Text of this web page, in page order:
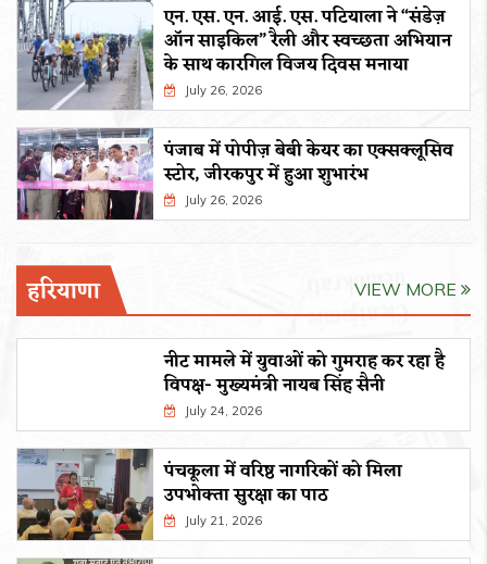
एन. एस. एन. आई. एस. पटियाला ने “संडेज़
ऑन साइकिल” रैली और स्वच्छता अभियान
के साथ कारगिल विजय दिवस मनाया
July 26, 2026
पंजाब में पोपीज़ बेबी केयर का एक्सक्लूसिव
स्टोर, जीरकपुर में हुआ शुभारंभ
July 26, 2026
हरियाणा VIEW MORE
नीट मामले में युवाओं को गुमराह कर रहा है
विपक्ष- मुख्यमंत्री नायब सिंह सैनी
July 24, 2026
पंचकूला में वरिष्ठ नागरिकों को मिला
उपभोक्ता सुरक्षा का पाठ
July 21, 2026